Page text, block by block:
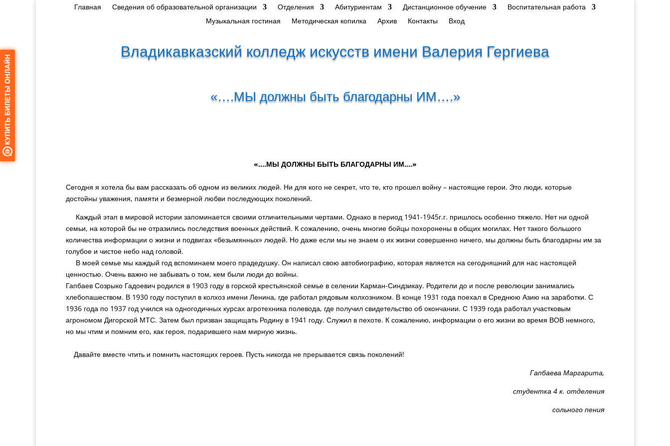
Главная Сведения об образовательной организации Отделения Абитуриентам Дистанционное обучение
Воспитательная работа
Музыкальная гостиная
Методическая копилка Архив Контакты Вход
Владикавказский колледж искусств имени Валерия Гергиева
«….МЫ должны быть благодарны ИМ….»
«….МЫ ДОЛЖНЫ БЫТЬ БЛАГОДАРНЫ ИМ….»
Сегодня я хотела бы вам рассказать об одном из великих людей. Ни для кого не секрет, что те, кто прошел войну – настоящие герои. Это люди, которые
достойны уважения, памяти и безмерной любви последующих поколений.
Каждый этап в мировой истории запоминается своими отличительными чертами. Однако в период 1941-1945г.г. пришлось особенно тяжело. Нет ни одной
семьи, на которой бы не отразились последствия военных действий. К сожалению, очень многие бойцы похоронены в общих могилах. Нет такого большого
количества информации о жизни и подвигах «безымянных» людей. Но даже если мы не знаем о их жизни совершенно ничего, мы должны быть благодарны им за
голубое и чистое небо над головой.
В моей семье мы каждый год вспоминаем моего прадедушку. Он написал свою автобиографию, которая является на сегодняшний для нас настоящей
ценностью. Очень важно не забывать о том, кем были люди до войны.
Гапбаев Созрыко Гадоевич родился в 1903 году в горской крестьянской семье в селении Карман-Синдзикау. Родители до и после революции занимались
хлебопашеством. В 1930 году поступил в колхоз имени Ленина, где работал рядовым колхозником. В конце 1931 года поехал в Среднюю Азию на заработки. С
1936 года по 1937 год учился на одногодичных курсах агротехника полевода, где получил свидетельство об окончании. С 1939 года работал участковым
агрономом Дигорской МТС. Затем был призван защищать Родину в 1941 году. Служил в пехоте. К сожалению, информации о его жизни во время ВОВ немного,
но мы чтим и помним его, как героя, подарившего нам мирную жизнь.
Давайте вместе чтить и помнить настоящих героев. Пусть никогда не прерывается связь поколений!
Гапбаева Маргарита,
студентка 4 к. отделения
сольного пения